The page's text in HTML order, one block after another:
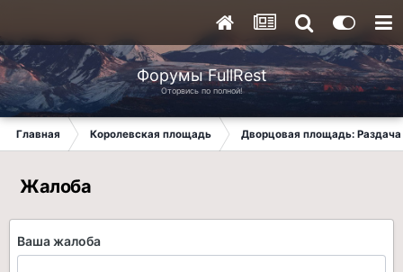
Форумы FullRest
Оторвись по полной!
Главная Королевская площадь Дворцовая площадь: Раздача
Жалоба
Ваша жалоба